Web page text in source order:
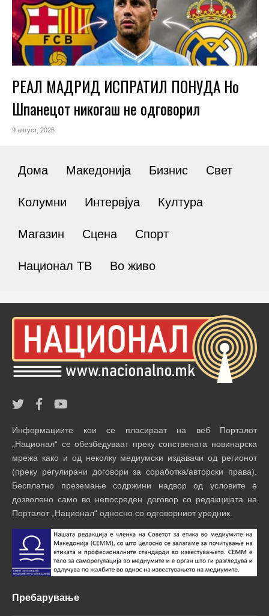
РЕАЛ МАДРИД ИСПРАТИЛ ПОНУДА Но
Шпанецот никогаш не одговорил
9 август, 2026
Дома Македонија Бизнис Свет
Колумни Интервјуа Култура
Магазин Сцена Спорт
Национал ТВ Во живо
Информациите кои се пласираат на веб Порталот
„Национал“ се обезбедуваат преку сопствената новинарска
мрежа како и од неколку медиумски издавачи од регионот
(преку регулирани договори за соработка/авторски права).
Бесплатно преземање содржини надвор од условите е
дозволено само во непосреден договор со редакцијата на
Порталот „Национал“ односно со одговорниот уредник.
Пребарување